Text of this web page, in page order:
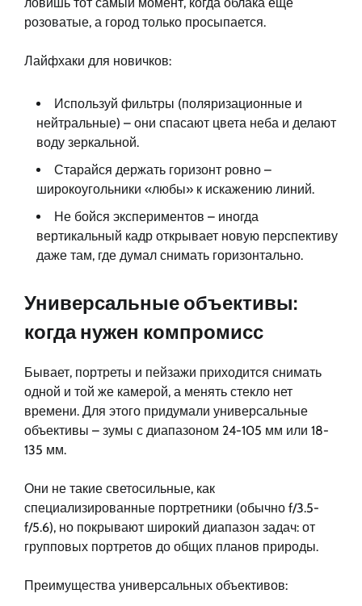
розоватые, а город только просыпается.
Лайфхаки для новичков:
Используй фильтры (поляризационные и
нейтральные) – они спасают цвета неба и делают
воду зеркальной.
Старайся держать горизонт ровно –
широкоугольники «любы» к искажению линий.
Не бойся экспериментов – иногда
вертикальный кадр открывает новую перспективу
даже там, где думал снимать горизонтально.
Универсальные объективы:
когда нужен компромисс
Бывает, портреты и пейзажи приходится снимать
одной и той же камерой, а менять стекло нет
времени. Для этого придумали универсальные
объективы – зумы с диапазоном 24-105 мм или 18-
135 мм.
Они не такие светосильные, как
специализированные портретники (обычно f/3.5-
f/5.6), но покрывают широкий диапазон задач: от
групповых портретов до общих планов природы.
Преимущества универсальных объективов: